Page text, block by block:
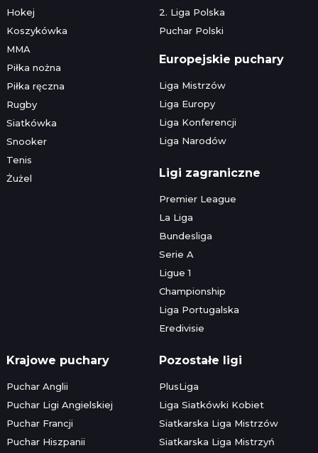
Hokej
Koszykówka
MMA
Piłka nożna
Piłka ręczna
Rugby
Siatkówka
Snooker
Tenis
Żużel
2. Liga Polska
Puchar Polski
Europejskie puchary
Liga Mistrzów
Liga Europy
Liga Konferencji
Liga Narodów
Ligi zagraniczne
Premier League
La Liga
Bundesliga
Serie A
Ligue 1
Championship
Liga Portugalska
Eredivisie
Krajowe puchary
Puchar Anglii
Puchar Ligi Angielskiej
Puchar Francji
Puchar Hiszpanii
Pozostałe ligi
PlusLiga
Liga Siatkówki Kobiet
Siatkarska Liga Mistrzów
Siatkarska Liga Mistrzyń